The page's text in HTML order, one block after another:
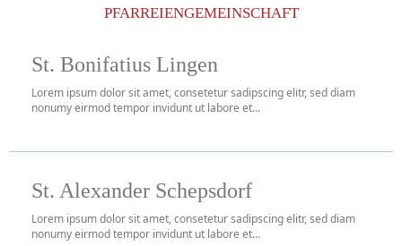
PFARREIENGEMEINSCHAFT
St. Bonifatius Lingen
Lorem ipsum dolor sit amet, consetetur sadipscing elitr, sed diam
nonumy eirmod tempor invidunt ut labore et...
St. Alexander Schepsdorf
Lorem ipsum dolor sit amet, consetetur sadipscing elitr, sed diam
nonumy eirmod tempor invidunt ut labore et...